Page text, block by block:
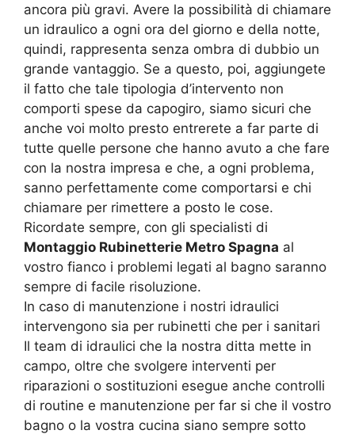
ancora più gravi. Avere la possibilità di chiamare
un idraulico a ogni ora del giorno e della notte,
quindi, rappresenta senza ombra di dubbio un
grande vantaggio. Se a questo, poi, aggiungete
il fatto che tale tipologia d’intervento non
comporti spese da capogiro, siamo sicuri che
anche voi molto presto entrerete a far parte di
tutte quelle persone che hanno avuto a che fare
con la nostra impresa e che, a ogni problema,
sanno perfettamente come comportarsi e chi
chiamare per rimettere a posto le cose.
Ricordate sempre, con gli specialisti di
Montaggio Rubinetterie Metro Spagna al
vostro fianco i problemi legati al bagno saranno
sempre di facile risoluzione.
In caso di manutenzione i nostri idraulici
intervengono sia per rubinetti che per i sanitari
Il team di idraulici che la nostra ditta mette in
campo, oltre che svolgere interventi per
riparazioni o sostituzioni esegue anche controlli
di routine e manutenzione per far si che il vostro
bagno o la vostra cucina siano sempre sotto